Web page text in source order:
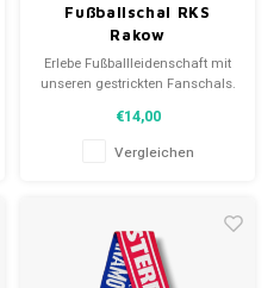
Fußballschal RKS
Rakow
Erlebe Fußballleidenschaft mit
unseren gestrickten Fanschals.
Spielernamen, jedes erzählt
eine Geschichte. Wähle aus
gebrauchten und neuen Schals
Deine Quelle für einzigartige
Fanschals!
€14,00
Vergleichen